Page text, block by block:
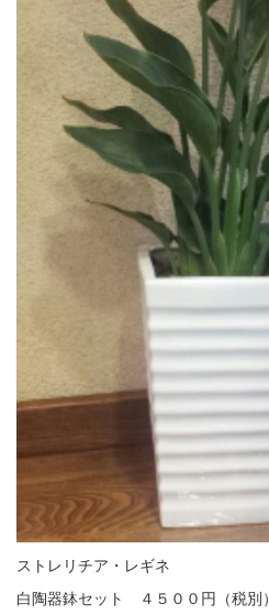
ストレリチア・レギネ
白陶器鉢セット ４５００円（税別）